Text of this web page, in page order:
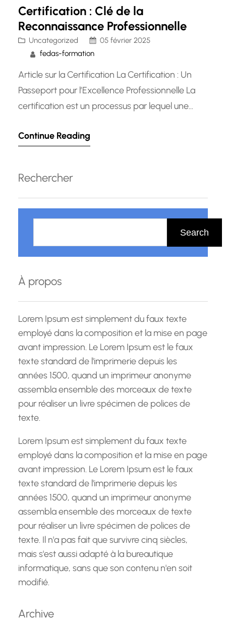
Certification : Clé de la
Reconnaissance Professionnelle
Uncategorized
05 février 2025
fedas-formation
Article sur la Certification La Certification : Un
Passeport pour l’Excellence Professionnelle La
certification est un processus par lequel une
possède les compétences et les connaissances
technologie, de la santé ou d’autres secteurs,
obtenir…
Continue Reading
Rechercher
h
r
c
h
Search
À propos
Lorem Ipsum est simplement du faux texte
employé dans la composition et la mise en page
avant impression. Le Lorem Ipsum est le faux
texte standard de l'imprimerie depuis les
années 1500, quand un imprimeur anonyme
assembla ensemble des morceaux de texte
pour réaliser un livre spécimen de polices de
texte.
Lorem Ipsum est simplement du faux texte
employé dans la composition et la mise en page
avant impression. Le Lorem Ipsum est le faux
texte standard de l'imprimerie depuis les
années 1500, quand un imprimeur anonyme
assembla ensemble des morceaux de texte
pour réaliser un livre spécimen de polices de
texte. Il n'a pas fait que survivre cinq siècles,
mais s'est aussi adapté à la bureautique
informatique, sans que son contenu n'en soit
modifié.
Archive